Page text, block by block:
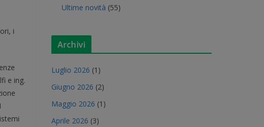
i
e ing.
Ultime novità (55)
Archivi
Luglio 2026 (1)
Giugno 2026 (2)
Maggio 2026 (1)
Aprile 2026 (3)